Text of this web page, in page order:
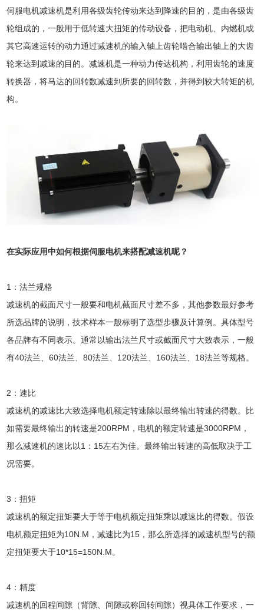
伺服电机减速机是利用各级齿轮传动来达到降速的目的，是由各级齿
轮组成的，一般用于低转速大扭矩的传动设备，把电动机、内燃机或
其它高速运转的动力通过减速机的输入轴上齿轮啮合输出轴上的大齿
轮来达到减速的目的。减速机是一种动力传达机构，利用齿轮的速度
转换器，将马达的回转数减速到所要的回转数，并得到较大转矩的机
构。
在实际应用中如何根据伺服电机来搭配减速机呢？
1：法兰规格
减速机的截面尺寸一般要和电机截面尺寸差不多，其他参数最好参考
所选品牌的说明，技术样本一般标明了选型步骤及计算例。具体型号
各品牌有不同表示。通常以输出法兰尺寸或截面尺寸大致表示，一般
有40法兰、60法兰、80法兰、120法兰、160法兰、18法兰等规格。
2：速比
减速机的减速比大致选择电机额定转速除以最终输出转速的得数。比
如需要最终输出的转速是200RPM，电机的额定转速是3000RPM，
那么减速机的速比以1：15左右为佳。最终输出转速的高低取决于工
况需要。
3：扭矩
减速机的额定扭矩要大于等于电机额定扭矩乘以减速比的得数。假设
电机额定扭矩为10N.M，减速比为15，那么所选择的减速机型号的额
定扭矩要大于10*15=150N.M。
4：精度
减速机的回程间隙（背隙、间隙或称回转间隙）视具体工作要求，一